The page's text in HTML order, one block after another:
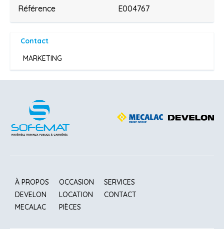
Référence E004767
Contact
MARKETING
À PROPOS
DEVELON
MECALAC
OCCASION
LOCATION
PIÈCES
SERVICES
CONTACT